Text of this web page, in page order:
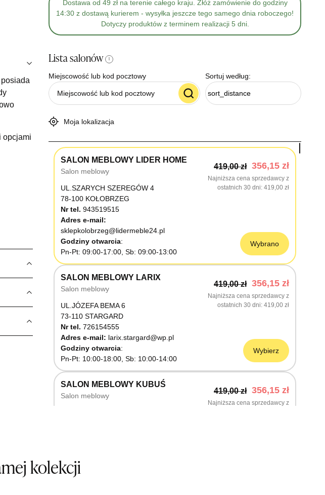
opcjami
Dostawa od 49 zł na terenie całego kraju. Złóż zamówienie do godziny
14:30 z dostawą kurierem - wysyłka jeszcze tego samego dnia roboczego!
Dotyczy produktów z terminem realizacji 5 dni.
Lista salonów i
Miejscowość lub kod pocztowy
Moja lokalizacja
Sortuj według:
sort_distance
SALON MEBLOWY LIDER HOME
Salon meblowy
UL.SZARYCH SZEREGÓW 4
78-100 KOŁOBRZEG
Nr tel. 943519515
Adres e-mail:
sklepkolobrzeg@lidermeble24.pl
Godziny otwarcia
Pn-Pt: 09:00-17:00, Sb: 09:00-13:00
419,00 zł 356,15 zł
Najniższa cena sprzedawcy z
ostatnich 30 dni 419,00 zł
Wybrano
SALON MEBLOWY LARIX
Salon meblowy
UL.JÓZEFA BEMA 6
73-110 STARGARD
Nr tel. 726154555
Adres e-mail: larix.stargard@wp.pl
Godziny otwarcia
Pn-Pt: 10:00-18:00, Sb: 10:00-14:00
419,00 zł 356,15 zł
Najniższa cena sprzedawcy z
ostatnich 30 dni 419,00 zł
Wybierz
SALON MEBLOWY KUBUŚ
Salon meblowy
419,00 zł 356,15 zł
Najniższa cena sprzedawcy z
kolekcji